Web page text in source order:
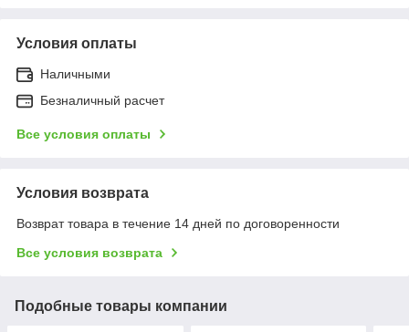
Условия оплаты
Наличными
Безналичный расчет
Все условия оплаты
Условия возврата
Возврат товара в течение 14 дней по договоренности
Все условия возврата
Подобные товары компании